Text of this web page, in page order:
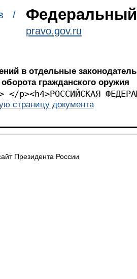
/ Федеральный
pravo.gov.ru
в отдельные
гражданского оружия
</p><p> </
страницу документа
Президента России